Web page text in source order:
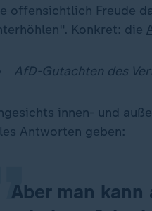
offensichtlich Freude
Konkret: die
AfD-Gutachten des
innen- und
Antworten geben:
Aber man